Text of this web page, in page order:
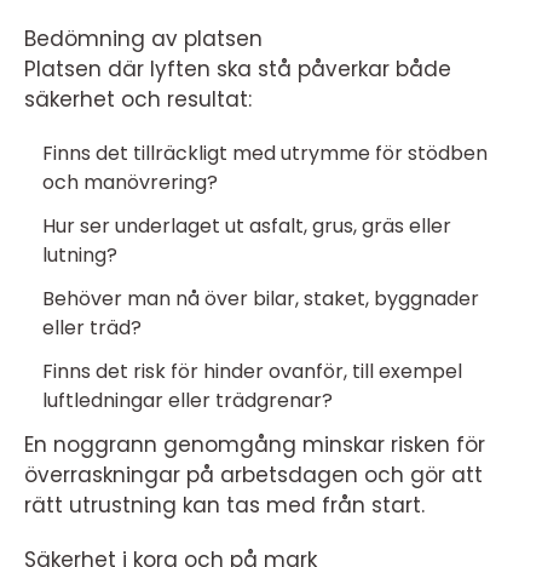
Bedömning av platsen
Platsen där lyften ska stå påverkar både
säkerhet och resultat:
Finns det tillräckligt med utrymme för stödben
och manövrering?
Hur ser underlaget ut asfalt, grus, gräs eller
lutning?
Behöver man nå över bilar, staket, byggnader
eller träd?
Finns det risk för hinder ovanför, till exempel
luftledningar eller trädgrenar?
En noggrann genomgång minskar risken för
överraskningar på arbetsdagen och gör att
rätt utrustning kan tas med från start.
Säkerhet i korg och på mark